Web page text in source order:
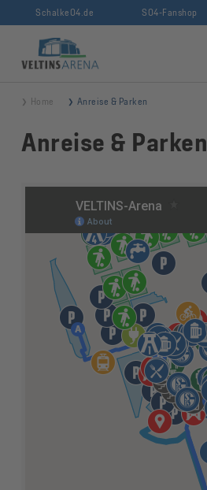
Schalke04.de S04-Fanshop
VELTINS-Arena
Home Anreise & Parken
Anreise & Parken